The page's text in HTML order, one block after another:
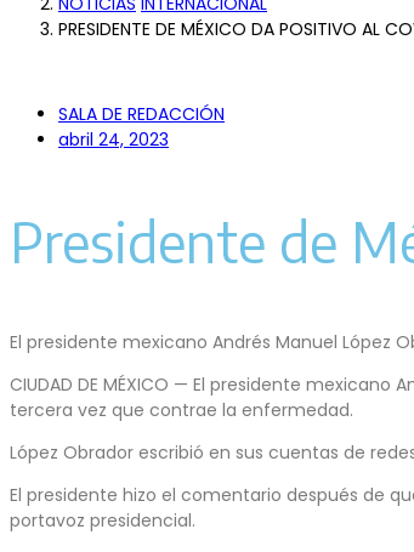
PRESIDENTE DE MÉXICO DA POSITIVO AL
SALA DE REDACCIÓN
abril 24, 2023
Presidente de
El presidente mexicano Andrés Manuel López
CIUDAD DE MÉXICO — El presidente
tercera vez que contrae la enfermedad.
López Obrador escribió en sus cuentas de
El presidente hizo el comentario después de
portavoz presidencial.